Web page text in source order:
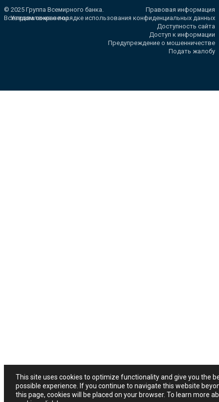
© 2025 Группа Всемирного банка.
Все права сохранены.
Правовая информация
Уведомление о порядке использования конфиденциальных данных
Доступность сайта
Доступ к информации
Предупреждение о мошенничестве
Подать жалобу
This site uses cookies to optimize functionality and give you the
possible experience. If you continue to navigate this website
this page, cookies will be placed on your browser. To learn more